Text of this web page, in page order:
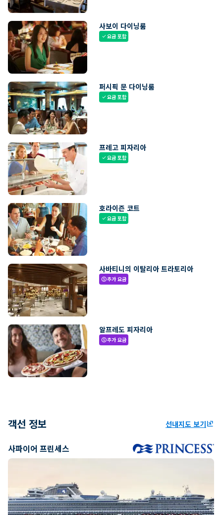
사보이 다이닝룸
check요금 포함
퍼시픽 문 다이닝룸
check요금 포함
프레고 피자리아
check요금 포함
호라이즌 코트
check요금 포함
사바티니의 이탈리아 트라토리아
paid추가 요금
알프레도 피자리아
paid추가 요금
객선 정보 선내지도 보기ungroup
사파이어 프린세스